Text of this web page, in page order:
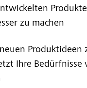
zu machen
Produktideen
Ihre Bedürfnisse